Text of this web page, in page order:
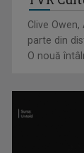
În inima
Clive
parte din
O nouă